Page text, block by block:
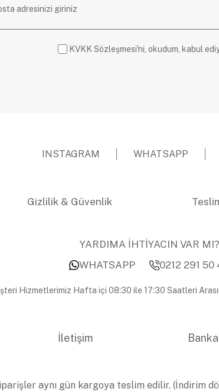
KVKK Sözleşmesi'ni, okudum, kabul
INSTAGRAM WHATSAPP
Gizlilik & Güvenlik
YARDIMA İHTİYACIN VAR MI?
WHATSAPP
0212 291 50
Hizmetlerimiz Hafta içi 08:30 ile 17:30 Saatleri
İletişim
aynı gün kargoya teslim edilir. (İndirim